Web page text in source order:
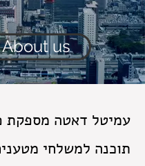
About us
עמיטל דאטה מספקת
תוכנה למשלחי